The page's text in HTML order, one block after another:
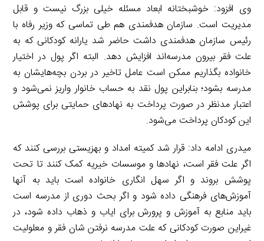
وی افزود: خوشبختانه ابعاد مسئله خیلی بزرگ نیست و قابل
مدیریت است. سازمان هدفمندی هم طی تماسی که وزیر رفاه با
رئیس سازمان هدفمندی داشت حاضر شد یارانه کودکانی که به
علت فقر بیرون مدرسه‌اند افزایش دهد. البته اگر پول در اختیار
خانواده بگذاریم ممکن است عامل تاخیر در بردن بچه‌هایشان به
مدرسه بشود؛ بنابراین پول نقد به حساب خانوار واریز نمی‌شود و
اعتبار مدنظر در صورت پرداخت به نهادهای حمایتی برای پوشش
این کودکان پرداخت می‌شود.
میدری ادامه داد: قرار شد کمیته امداد و بهزیستی بررسی کنند که
اگر علت فقر است، نهادها و موسسات خیریه کمک کنند تا تحت
پوشش بروند و اگر سهل انگاری خانواده است باید به آنها
آموزش‌های فرهنگی داده شود و اگر بحث دوری از مدرسه است
باید منابع به آموزش و پرورش برای ایاب و ذهاب داده شود، در
غیراین صورت کودکانی که علت مدرسه نرفتن شان فقر و معلولیت